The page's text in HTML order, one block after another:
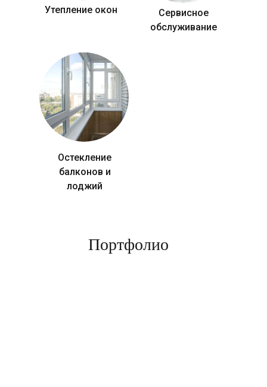
Утепление окон
Сервисное
обслуживание
Остекление
балконов и
лоджий
Портфолио